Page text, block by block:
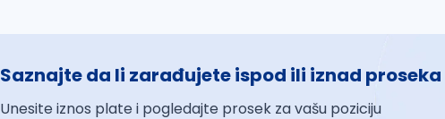
Saznajte da li zarađujete ispod ili iznad proseka
Unesite iznos plate i pogledajte prosek za vašu poziciju